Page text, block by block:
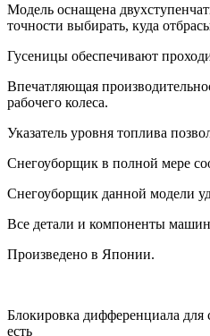
Модель оснащена
точности выбирать, куда
Гусеницы обеспечивают
Впечатляющая
рабочего колеса.
Указатель уровня топлива
Снегоуборщик в полной мере
Снегоуборщик данной модели
Все детали и компоненты
Произведено в Японии.
Блокировка дифференциала для
есть